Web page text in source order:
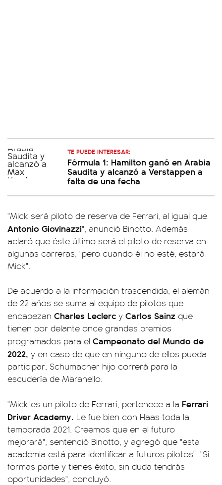
TE PUEDE INTERESAR:
Fórmula 1: Hamilton ganó en Arabia
Saudita y alcanzó a Verstappen a
falta de una fecha
"Mick será piloto de reserva de Ferrari, al igual que
Antonio Giovinazzi", anunció Binotto. Además
aclaró que éste último será el piloto de reserva en
algunas carreras, "pero cuando él no esté, estará
Mick".
De acuerdo a la información trascendida, el alemán
de 22 años se suma al equipo de pilotos que
encabezan Charles Leclerc y Carlos Sainz que
tienen por delante once grandes premios
programados para el Campeonato del Mundo de
2022, y en caso de que en ninguno de ellos pueda
participar, Schumacher hijo correrá para la
escudería de Maranello.
"Mick es un piloto de Ferrari, pertenece a la Ferrari
Driver Academy. Le fue bien con Haas toda la
temporada 2021. Creemos que en el futuro
mejorará", sentenció Binotto, y agregó que "esta
academia está para identificar a futuros pilotos". "Si
formas parte y tienes éxito, sin duda tendrás
oportunidades", concluyó.